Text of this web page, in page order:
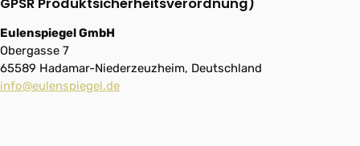
Eulenspiegel GmbH
Obergasse 7
65589 Hadamar-Niederzeuzheim, Deutschland
info@eulenspiegel.de